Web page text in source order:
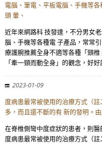
電腦、筆電、平板電腦、手機等
頭 暈、
近年來網路科 技發達，不分男女
腦、手機等各種電 子產品，常常
療護腕推薦全身不適等各種「頸
「牽一頸而動全身」的觀念，好好
2023-01-09
度病患最常被使用的治療方式（
多，而且還不斷的有 新的發明。
在脊椎側彎中度症狀的患者，則
度病患最常被使用的治療方式（